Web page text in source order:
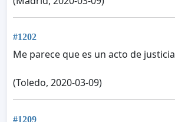
#1202
Me parece que es un acto de justicia
(Toledo, 2020-03-09)
#1209